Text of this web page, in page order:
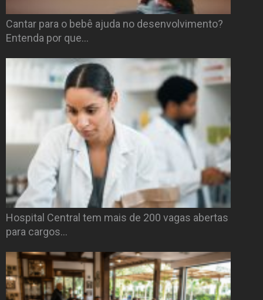
Cantar para o bebê ajuda no desenvolvimento?
Entenda por que…
Hospital Central tem mais de 200 vagas abertas
para cargos…